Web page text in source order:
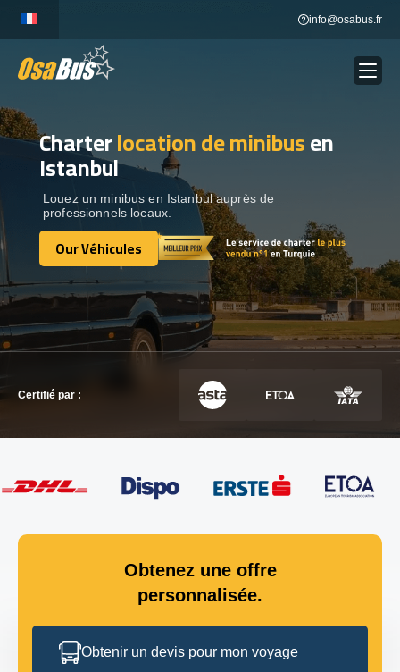
content
info@osabus.fr
LOCATION DE BUS Show dropdown
DESTINATIONS
OUR VÉHICULES
CONTACTEZ-NOUS
CONTACTEZ-NOUS
Charterlocation de minibusen
Istanbul
Louez un minibus en Istanbul auprès de
professionnels locaux.
Our Véhicules
Our Véhicules
Certifié par :
Obtenez une offre
personnalisée.
Obtenir un devis pour mon voyage